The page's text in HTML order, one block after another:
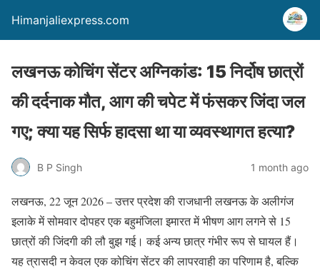
Himanjaliexpress.com
लखनऊ कोचिंग सेंटर अग्निकांड: 15 निर्दोष छात्रों
की दर्दनाक मौत, आग की चपेट में फंसकर जिंदा जल
गए; क्या यह सिर्फ हादसा था या व्यवस्थागत हत्या?
B P Singh 1 month ago
लखनऊ, 22 जून 2026 – उत्तर प्रदेश की राजधानी लखनऊ के अलीगंज
इलाके में सोमवार दोपहर एक बहुमंजिला इमारत में भीषण आग लगने से 15
छात्रों की जिंदगी की लौ बुझ गई। कई अन्य छात्र गंभीर रूप से घायल हैं।
यह त्रासदी न केवल एक कोचिंग सेंटर की लापरवाही का परिणाम है, बल्कि